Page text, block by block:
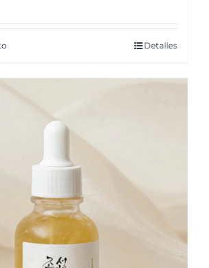
Detalles